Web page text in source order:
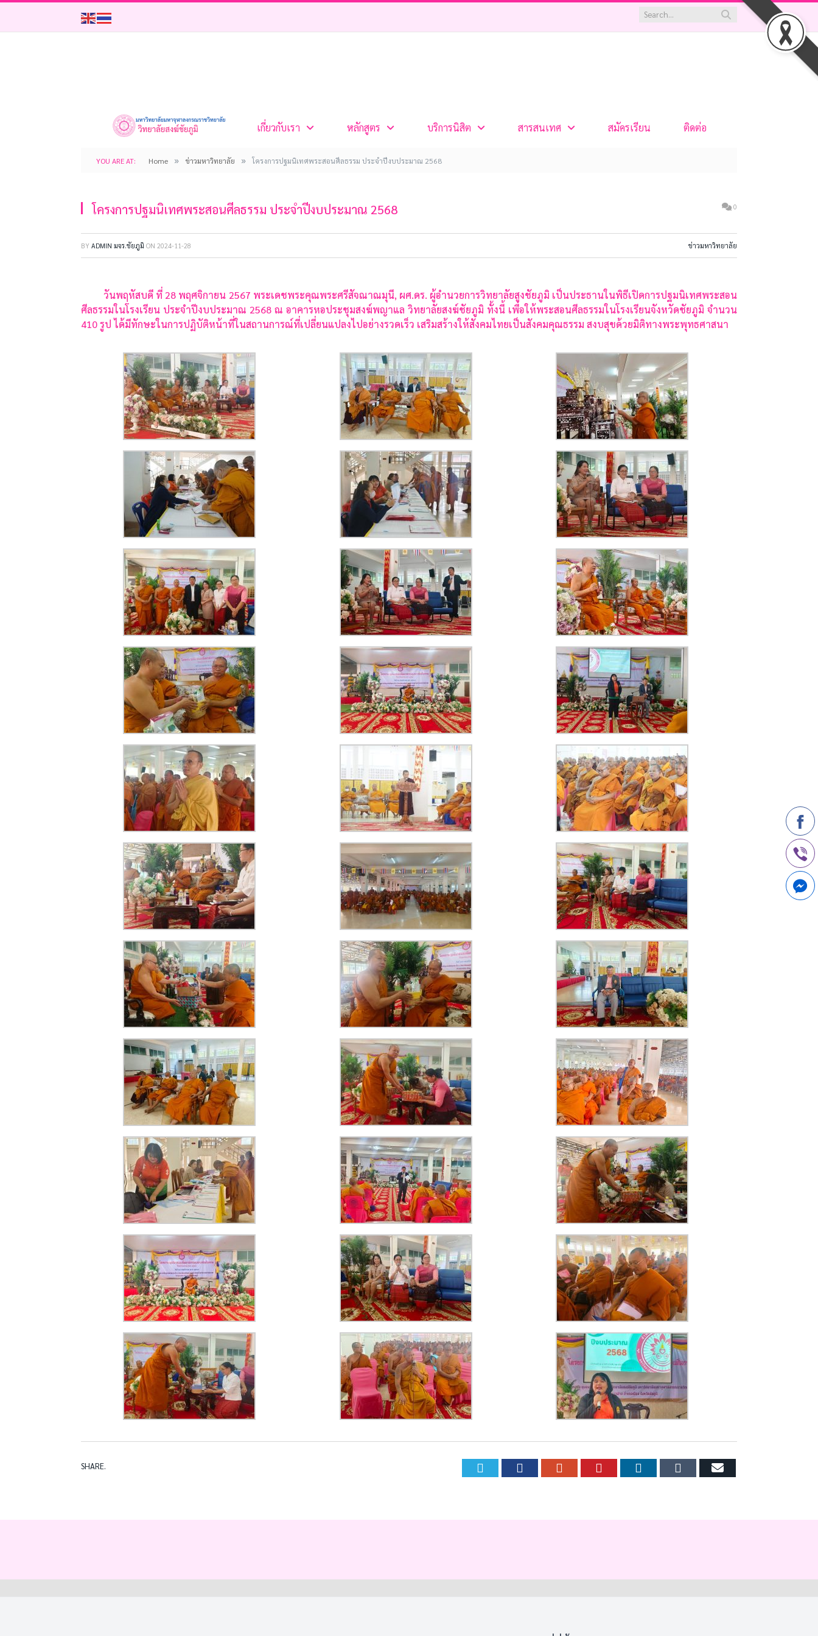
เกี่ยวกับเรา หลักสูตร บริการนิสิต สารสนเทศ สมัครเรียน ติดต่อ
YOU ARE AT: Home » ข่าวมหาวิทยาลัย » โครงการปฐมนิเทศพระสอนศีลธรรม ประจำปีงบประมาณ 2568
โครงการปฐมนิเทศพระสอนศีลธรรม ประจำปีงบประมาณ 2568 0
BY ADMIN มจร.ชัยภูมิ ON 2024-11-28 ข่าวมหาวิทยาลัย
วันพฤหัสบดี ที่ 28 พฤศจิกายน 2567 พระเดชพระคุณพระศรีสัจณาณมุนี, ผศ.ดร. ผู้อำนวยการวิทยาลัยสูงชัยภูมิ เป็นประธานในพิธีเปิดการปฐมนิเทศพระสอน
ศีลธรรมในโรงเรียน ประจำปีงบประมาณ 2568 ณ อาคารหอประชุมสงฆ์พญาแล วิทยาลัยสงฆ์ชัยภูมิ ทั้งนี้ เพื่อให้พระสอนศีลธรรมในโรงเรียนจังหวัดชัยภูมิ จำนวน
410 รูป ได้มีทักษะในการปฏิบัติหน้าที่ในสถานการณ์ที่เปลี่ยนแปลงไปอย่างรวดเร็ว เสริมสร้างให้สังคมไทยเป็นสังคมคุณธรรม สงบสุขด้วยมิติทางพระพุทธศาสนา
SHARE. TwitterFacebookGoogle+PinterestLinkedInTumblrEmail